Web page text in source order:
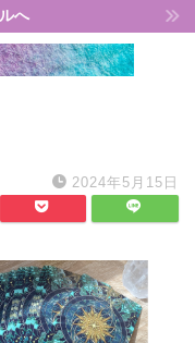
へ
2024年5月15日